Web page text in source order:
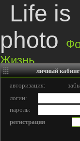
Life is
photo
Жизнь
Правила сайта|
личный
авторизация:
логин:
пароль:
регистрация